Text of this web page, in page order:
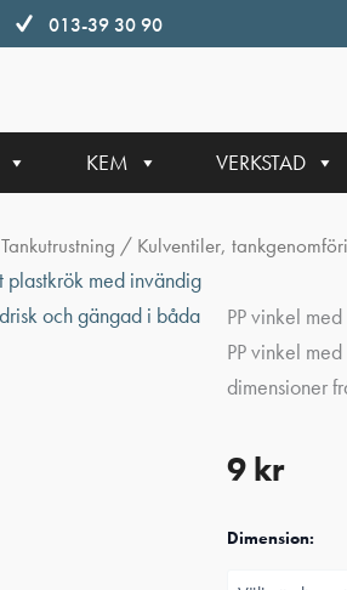
013-39 30 90
KEM VERKSTAD
Tankutrustning / Kulventiler,
PP vinkel
PP vinkel
dimensioner
9 kr
Dimension: